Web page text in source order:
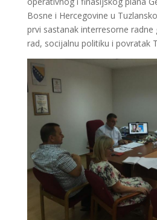
Bosne i Hercegovine u
prvi sastanak interresorne
rad, socijalnu politiku i povratak